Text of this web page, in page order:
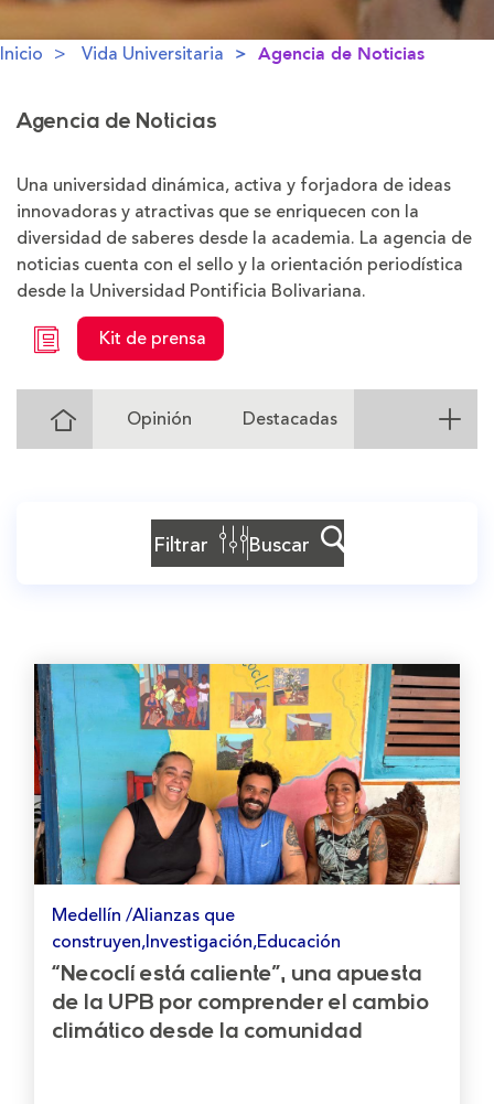
Inicio Vida Universitaria Agencia de Noticias
Agencia de Noticias
Una universidad dinámica, activa y forjadora de ideas
innovadoras y atractivas que se enriquecen con la
diversidad de saberes desde la academia. La agencia de
noticias cuenta con el sello y la orientación periodística
desde la Universidad Pontificia Bolivariana.
Kit de prensa
Ir
al
Opinión Destacadas
Filtrar Buscar
Medellín /Alianzas que
construyen,Investigación,Educación
“Necoclí está caliente”, una apuesta
de la UPB por comprender el cambio
climático desde la comunidad